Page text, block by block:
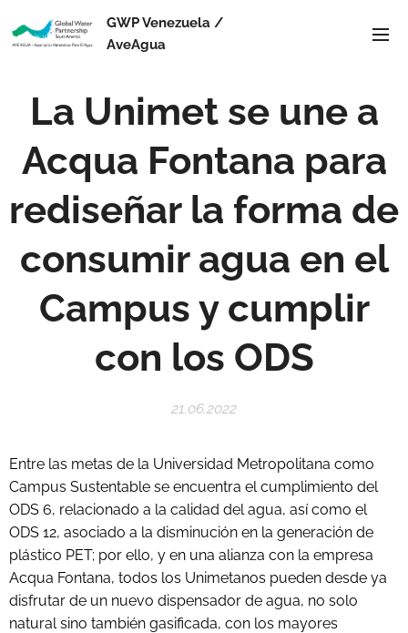
GWP Venezuela /
AveAgua
La Unimet se une a
Acqua Fontana para
rediseñar la forma de
consumir agua en el
Campus y cumplir
con los ODS
21.06.2022
Entre las metas de la Universidad Metropolitana como
Campus Sustentable se encuentra el cumplimiento del
ODS 6, relacionado a la calidad del agua, así como el
ODS 12, asociado a la disminución en la generación de
plástico PET; por ello, y en una alianza con la empresa
Acqua Fontana, todos los Unimetanos pueden desde ya
disfrutar de un nuevo dispensador de agua, no solo
natural sino también gasificada, con los mayores